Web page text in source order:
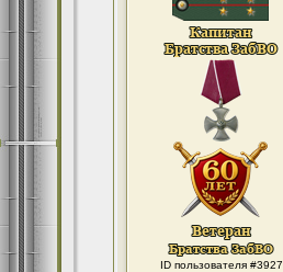
ID пользователя #3927